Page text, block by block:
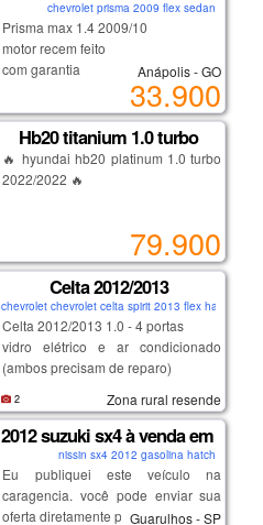
chevrolet prisma 2009 flex sedan
Prisma max 1.4 2009/10
motor recem feito
com garantia
financio
Anápolis - GO
33.900
Hb20 titanium 1.0 turbo
🔥 hyundai hb20 platinum 1.0 turbo
2022/2022 🔥
conforto e desempenho em um
único carro!
✅ motor 1.0 turbo de excelente
desempenho e baixo consumo
✅ apenas 64.579 km rodados
✅ versão platinum, uma das mais
completas da linha
✅ central multimídia
✅ câmera de ré
✅ direção elétrica
✅ ar-condicionado digital
✅ rodas de liga leve
79.900
Celta 2012/2013
chevrolet chevrolet celta spirit 2013 flex hatch
Celta 2012/2013 1.0 - 4 portas
vidro elétrico e ar condicionado
(ambos precisam de reparo)
flex - gasolina e álcool.
possui documento
o carro não está andando (
problema no motor)
o ipva de 2020 a 2024 ( dívida ativa)
Zona rural resende
2
2012 suzuki sx4 à venda em
nissin sx4 2012 gasolina hatch
Eu publiquei este veículo na
caragencia. você pode enviar sua
oferta diretamente pelo anúncio.
Guarulhos - SP